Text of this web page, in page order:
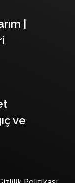
|
ve